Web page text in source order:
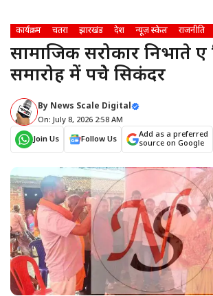
कार्यक्रम चतरा झारखंड देश न्यूज़ स्केल राजनीति
सामाजिक सरोकार निभाते हुए
समारोह में पहुंचे सिकंदर
By News Scale Digital
On: July 8, 2026 2:58 AM
Join Us
Follow Us
Add as a preferred
source on Google